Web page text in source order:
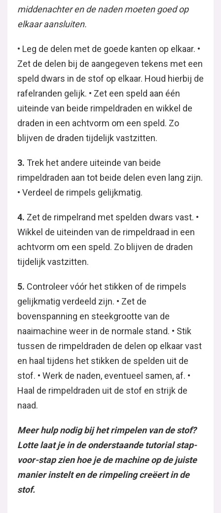
middenachter en de naden moeten goed op
elkaar aansluiten.
• Leg de delen met de goede kanten op elkaar. •
Zet de delen bij de aangegeven tekens met een
speld dwars in de stof op elkaar. Houd hierbij de
rafelranden gelijk. • Zet een speld aan één
uiteinde van beide rimpeldraden en wikkel de
draden in een achtvorm om een speld. Zo
blijven de draden tijdelijk vastzitten.
3. Trek het andere uiteinde van beide
rimpeldraden aan tot beide delen even lang zijn.
• Verdeel de rimpels gelijkmatig.
4. Zet de rimpelrand met spelden dwars vast. •
Wikkel de uiteinden van de rimpeldraad in een
achtvorm om een speld. Zo blijven de draden
tijdelijk vastzitten.
5. Controleer vóór het stikken of de rimpels
gelijkmatig verdeeld zijn. • Zet de
bovenspanning en steekgrootte van de
naaimachine weer in de normale stand. • Stik
tussen de rimpeldraden de delen op elkaar vast
en haal tijdens het stikken de spelden uit de
stof. • Werk de naden, eventueel samen, af. •
Haal de rimpeldraden uit de stof en strijk de
naad.
Meer hulp nodig bij het rimpelen van de stof?
Lotte laat je in de onderstaande tutorial stap-
voor-stap zien hoe je de machine op de juiste
manier instelt en de rimpeling creëert in de
stof.